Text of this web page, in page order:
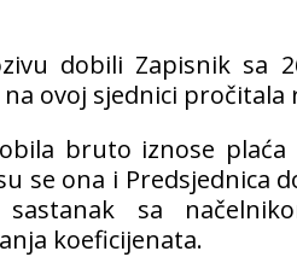
dobili Zapisnik sa
ovoj sjednici pročitala
bruto iznose plaća
se ona i Predsjednica
sa
koeficijenata.